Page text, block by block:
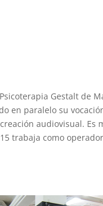
Gestalt de
en paralelo su
audiovisual. Es
trabaja como